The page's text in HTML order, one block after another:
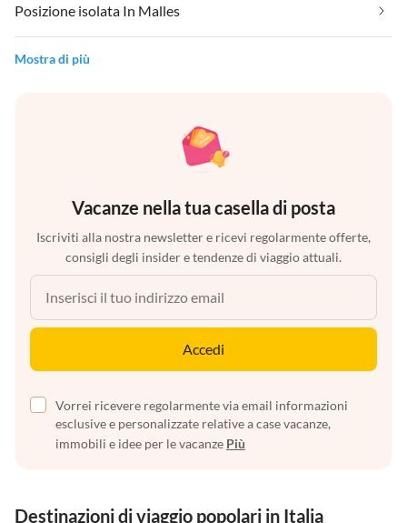
Posizione isolata In Malles
Mostra di più
Vacanze nella tua casella di posta
Iscriviti alla nostra newsletter e ricevi regolarmente offerte,
consigli degli insider e tendenze di viaggio attuali.
Accedi
Vorrei ricevere regolarmente via email informazioni
esclusive e personalizzate relative a case vacanze,
immobili e idee per le vacanze Più
Destinazioni di viaggio popolari in Italia